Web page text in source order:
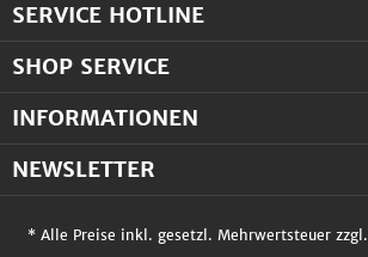
SERVICE HOTLINE
SHOP SERVICE
INFORMATIONEN
NEWSLETTER
* Alle Preise inkl. gesetzl. Mehrwertsteuer zzgl.